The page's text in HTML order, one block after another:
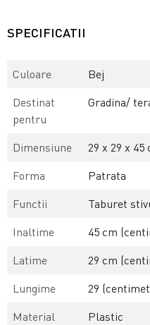
SPECIFICATII
Culoare
Bej
Destinat
pentru
Gradina/
Dimensiune
29 x 29 x
Forma
Patrata
Functii
Taburet
Inaltime
45 cm
Latime
29 cm
Lungime
29
Material
Plastic